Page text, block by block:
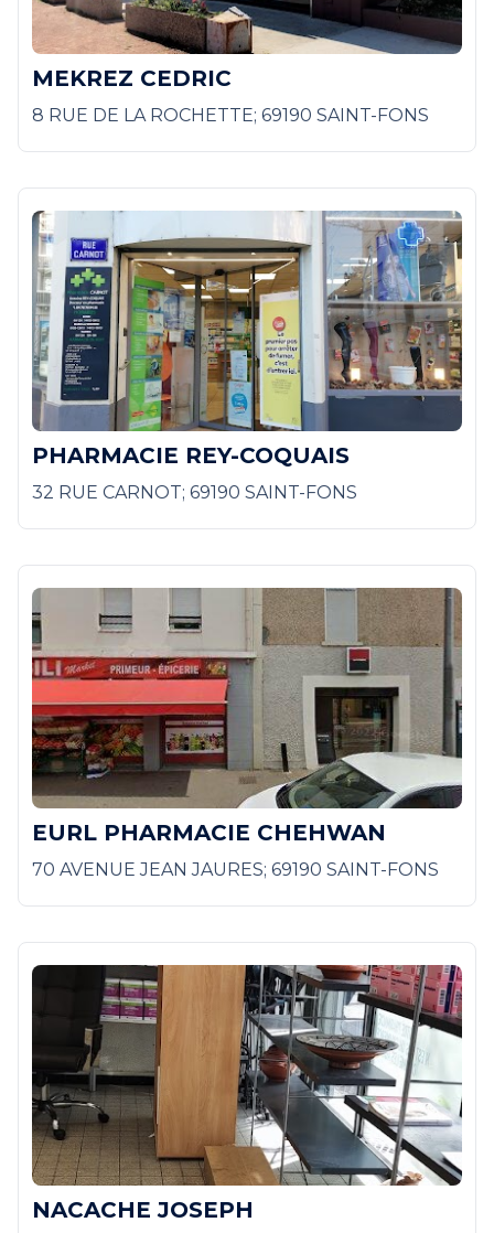
MEKREZ CEDRIC
8 RUE DE LA ROCHETTE; 69190 SAINT-FONS
PHARMACIE REY-COQUAIS
32 RUE CARNOT; 69190 SAINT-FONS
EURL PHARMACIE CHEHWAN
70 AVENUE JEAN JAURES; 69190 SAINT-FONS
NACACHE JOSEPH